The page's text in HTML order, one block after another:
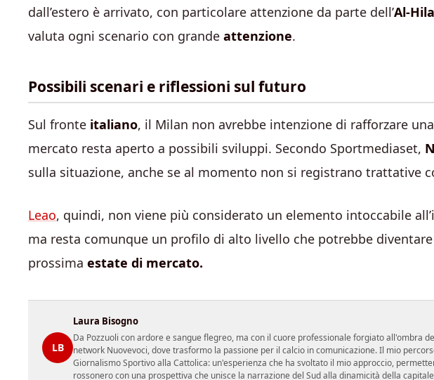
dall’estero è arrivato, con particolare attenzione da parte dell’Al-
valuta ogni scenario con grande attenzione.
Possibili scenari e riflessioni sul futuro
Sul fronte italiano, il Milan non avrebbe intenzione di rafforzare
mercato resta aperto a possibili sviluppi. Secondo Sportmediaset,
sulla situazione, anche se al momento non si registrano trattative
Leao, quindi, non viene più considerato un elemento intoccabile
ma resta comunque un profilo di alto livello che potrebbe
prossima estate di mercato.
LB
Laura Bisogno
Da Pozzuoli con ardore e sangue flegreo, ma con il cuore professionale forgiato all'ombra
network Nuovevoci, dove trasformo la passione per il calcio in comunicazione. Il mio
Giornalismo Sportivo alla Cattolica: un'esperienza che ha svoltato il mio approccio,
rossonero con una prospettiva che unisce la narrazione del Sud alla dinamicità della